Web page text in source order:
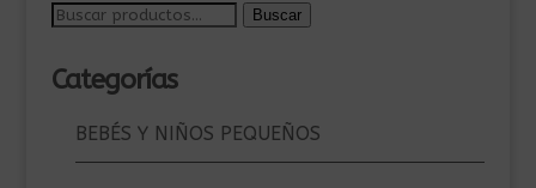
Buscar
Buscar
Categorías
BEBÉS Y NIÑOS PEQUEÑOS